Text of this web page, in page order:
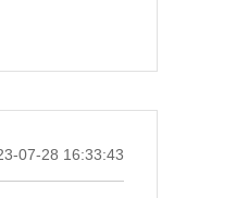
07-28 16:33:43